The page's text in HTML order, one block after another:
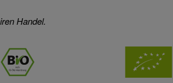
Handel.